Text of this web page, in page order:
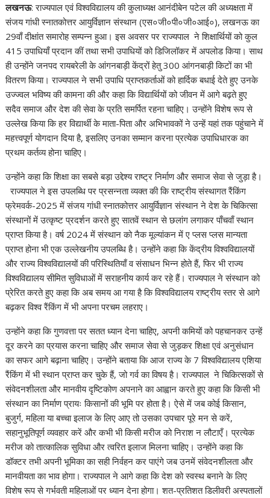
at
s
A
p
p
e
b
o
o
k
e
gr
a
m
k
e
dI
n
er
e
st
d
di
t
a
p
c
h
at
p
y
Li
n
k
ar
e
लखनऊ: राज्यपाल एवं विश्वविद्यालय की कुलाध्यक्ष आनंदीबेन पटेल की अध्यक्षता में
संजय गांधी स्नातकोत्तर आयुर्विज्ञान संस्थान (एस०जी०पी०जी०आई०), लखनऊ का
29वाँ दीक्षांत समारोह सम्पन्न हुआ। इस अवसर पर राज्यपाल ने शिक्षार्थियों को कुल
415 उपाधियाँ प्रदान कीं तथा सभी उपाधियों को डिजिलॉकर में अपलोड किया। साथ
ही उन्होंने जनपद रायबरेली के आंगनबाड़ी केंद्रों हेतु 300 आंगनबाड़ी किटों का भी
वितरण किया। राज्यपाल ने सभी उपाधि प्राप्तकर्ताओं को हार्दिक बधाई देते हुए उनके
उज्ज्वल भविष्य की कामना की और कहा कि विद्यार्थियों को जीवन में आगे बढ़ते हुए
सदैव समाज और देश की सेवा के प्रति समर्पित रहना चाहिए। उन्होंने विशेष रूप से
उल्लेख किया कि हर विद्यार्थी के माता-पिता और अभिभावकों ने उन्हें यहां तक पहुंचाने में
महत्त्वपूर्ण योगदान दिया है, इसलिए उनका सम्मान करना प्रत्येक उपाधिधारक का
प्रथम कर्तव्य होना चाहिए।
उन्होंने कहा कि शिक्षा का सबसे बड़ा उद्देश्य राष्ट्र निर्माण और समाज सेवा से जुड़ा है।
राज्यपाल ने इस उपलब्धि पर प्रसन्नता व्यक्त की कि राष्ट्रीय संस्थागत रैंकिंग
फ्रेमवर्क-2025 में संजय गांधी स्नातकोत्तर आयुर्विज्ञान संस्थान ने देश के चिकित्सा
संस्थानों में उत्कृष्ट प्रदर्शन करते हुए सातवें स्थान से छलांग लगाकर पाँचवाँ स्थान
प्राप्त किया है। वर्ष 2024 में संस्थान को नैक मूल्यांकन में ए प्लस प्लस मान्यता
प्राप्त होना भी एक उल्लेखनीय उपलब्धि है। उन्होंने कहा कि केंद्रीय विश्वविद्यालयों
और राज्य विश्वविद्यालयों की परिस्थितियाँ व संसाधन भिन्न होते हैं, फिर भी राज्य
विश्वविद्यालय सीमित सुविधाओं में सराहनीय कार्य कर रहे हैं। राज्यपाल ने संस्थान को
प्रेरित करते हुए कहा कि अब समय आ गया है कि विश्वविद्यालय राष्ट्रीय स्तर से आगे
बढ़कर विश्व रैंकिंग में भी अपना परचम लहराए।
उन्होंने कहा कि गुणवत्ता पर सतत ध्यान देना चाहिए, अपनी कमियों को पहचानकर उन्हें
दूर करने का प्रयास करना चाहिए और समाज सेवा से जुड़कर शिक्षा एवं अनुसंधान
का सफर आगे बढ़ाना चाहिए। उन्होंने बताया कि आज राज्य के 7 विश्वविद्यालय एशिया
रैंकिंग में भी स्थान प्राप्त कर चुके हैं, जो गर्व का विषय है। राज्यपाल ने चिकित्सकों से
संवेदनशीलता और मानवीय दृष्टिकोण अपनाने का आह्वान करते हुए कहा कि किसी भी
संस्थान का निर्माण प्रायः किसानों की भूमि पर होता है। ऐसे में जब कोई किसान,
बुजुर्ग, महिला या बच्चा इलाज के लिए आए तो उसका उपचार पूरे मन से करें,
सहानुभूतिपूर्ण व्यवहार करें और कभी भी किसी मरीज को निराश न लौटाएँ। प्रत्येक
मरीज को तात्कालिक सुविधा और त्वरित इलाज मिलना चाहिए। उन्होंने कहा कि
डॉक्टर तभी अपनी भूमिका का सही निर्वहन कर पाएंगे जब उनमें संवेदनशीलता और
मानवीयता का भाव होगा। राज्यपाल ने आगे कहा कि देश को स्वस्थ बनाने के लिए
विशेष रूप से गर्भवती महिलाओं पर ध्यान देना होगा। शत-प्रतिशत डिलीवरी अस्पतालों